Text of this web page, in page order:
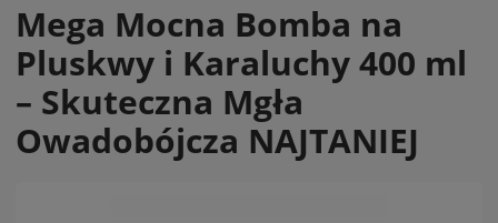
Mega Mocna Bomba na
Pluskwy i Karaluchy 400 ml
– Skuteczna Mgła
Owadobójcza NAJTANIEJ